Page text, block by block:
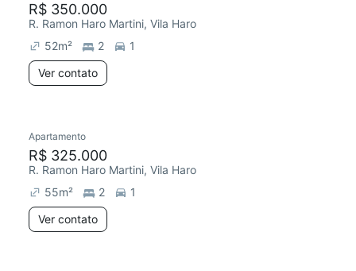
R$ 350.000
R. Ramon Haro Martini, Vila Haro
52m² 2
1
Ver contato
Chegou este mês
Apartamento
R$ 325.000
R. Ramon Haro Martini, Vila Haro
55m² 2
1
Ver contato